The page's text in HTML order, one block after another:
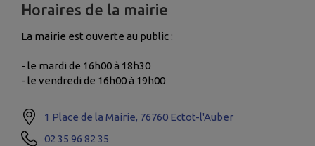
Horaires de la mairie
La mairie est ouverte au public :
- le mardi de 16h00 à 18h30
- le vendredi de 16h00 à 19h00
1 Place de la Mairie, 76760 Ectot-l'Auber
02 35 96 82 35